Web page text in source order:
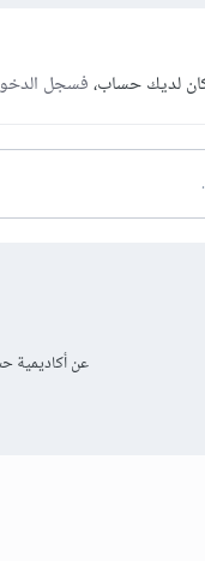
لديك حساب،فسجل
عن أكاديمية